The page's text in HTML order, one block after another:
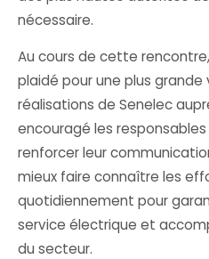
nécessaire.
Au cours de cette
plaidé pour une plus grande
réalisations de Senelec
encouragé les responsables
renforcer leur
mieux faire connaître les
quotidiennement pour
service électrique et
du secteur.